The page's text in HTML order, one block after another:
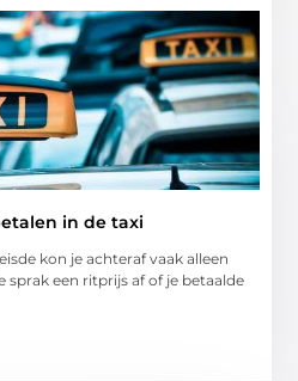
in de taxi
kon je achteraf vaak alleen
sprak een ritprijs af of je betaalde